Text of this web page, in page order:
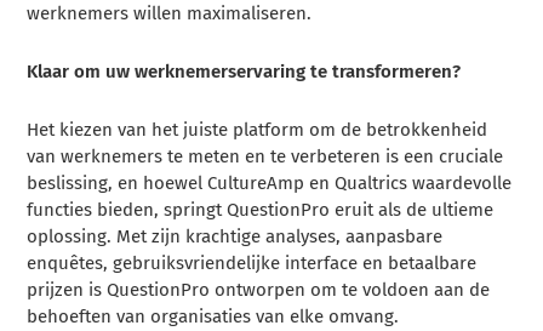
werknemers willen maximaliseren.
Klaar om uw werknemerservaring te transformeren?
Het kiezen van het juiste platform om de betrokkenheid
van werknemers te meten en te verbeteren is een cruciale
beslissing, en hoewel CultureAmp en Qualtrics waardevolle
functies bieden, springt QuestionPro eruit als de ultieme
oplossing. Met zijn krachtige analyses, aanpasbare
enquêtes, gebruiksvriendelijke interface en betaalbare
prijzen is QuestionPro ontworpen om te voldoen aan de
behoeften van organisaties van elke omvang.